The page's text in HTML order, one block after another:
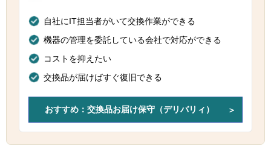
自社にIT担当者がいて交換作業ができる
機器の管理を委託している会社で対応ができる
コストを抑えたい
交換品が届けばすぐ復旧できる
おすすめ：交換品お届け保守（デリバリィ）